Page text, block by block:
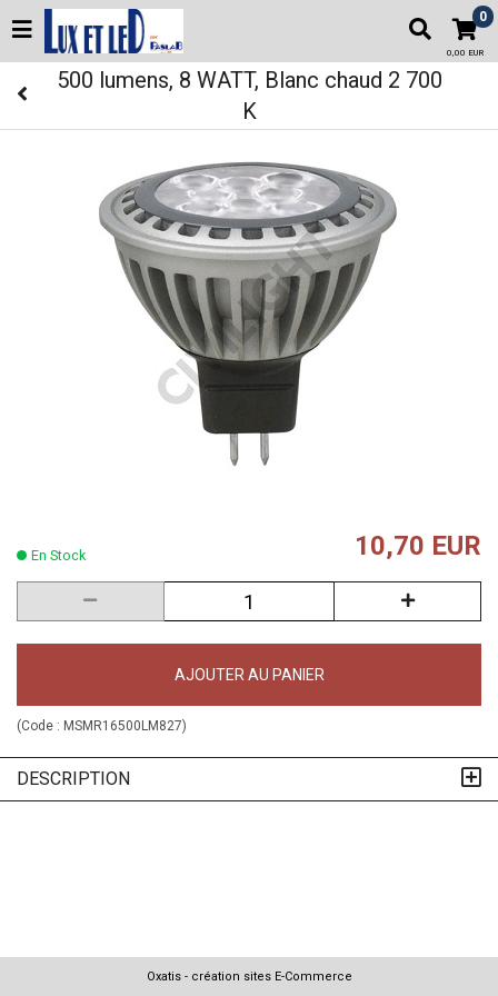
0
0,00 EUR
500 lumens, 8 WATT, Blanc chaud 2 700
K
En Stock 10,70 EUR
AJOUTER AU PANIER
(Code : MSMR16500LM827)
DESCRIPTION
Oxatis - création sites E-Commerce